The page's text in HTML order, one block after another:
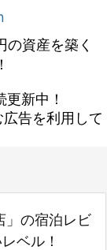
の資産を築く
新中！
告を利用して
」の宿泊レビ
ベル！